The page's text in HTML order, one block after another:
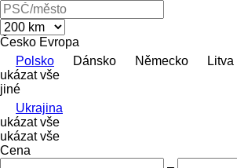
Česko Evropa
Polsko
Dánsko Německo Litva
ukázat vše
jiné
Ukrajina
ukázat vše
ukázat vše
Cena